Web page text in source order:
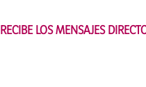
RECIBE LOS MENSAJES